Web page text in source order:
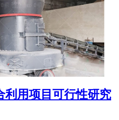
利用项目可行性研究